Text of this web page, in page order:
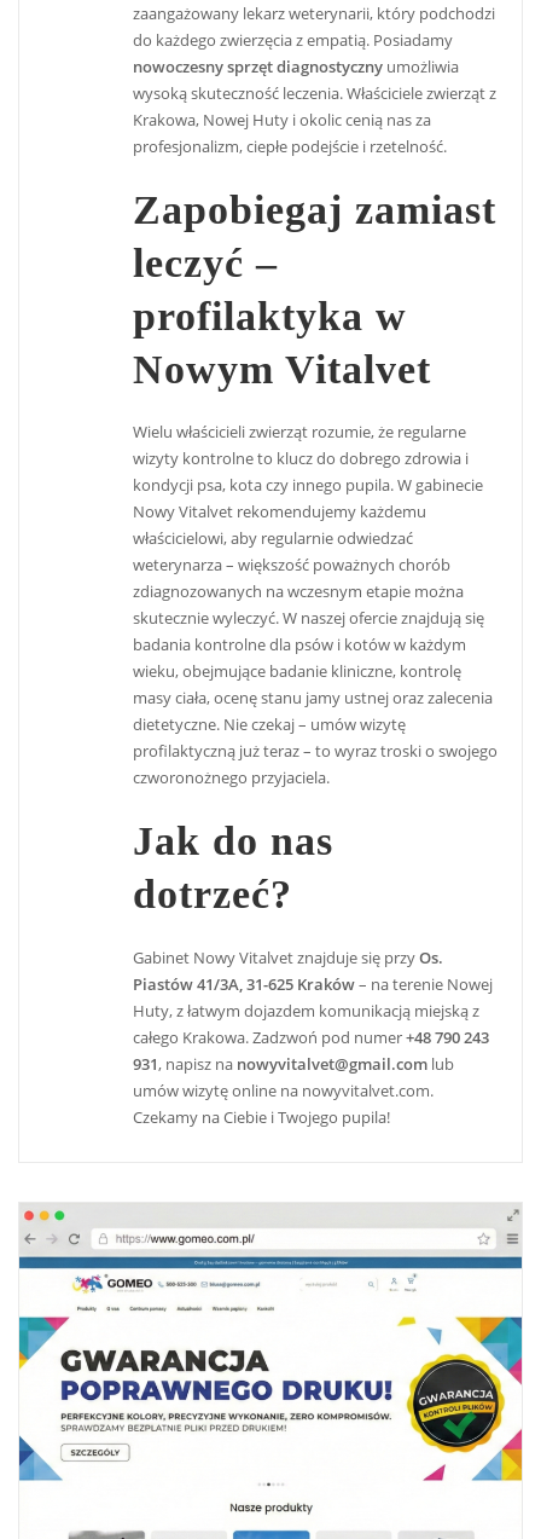
zaangażowany lekarz weterynarii, który podchodzi
do każdego zwierzęcia z empatią. Posiadamy
nowoczesny sprzęt diagnostyczny umożliwia
wysoką skuteczność leczenia. Właściciele zwierząt z
Krakowa, Nowej Huty i okolic cenią nas za
profesjonalizm, ciepłe podejście i rzetelność.
Zapobiegaj zamiast
leczyć –
profilaktyka w
Nowym Vitalvet
Wielu właścicieli zwierząt rozumie, że regularne
wizyty kontrolne to klucz do dobrego zdrowia i
kondycji psa, kota czy innego pupila. W gabinecie
Nowy Vitalvet rekomendujemy każdemu
właścicielowi, aby regularnie odwiedzać
weterynarza – większość poważnych chorób
zdiagnozowanych na wczesnym etapie można
skutecznie wyleczyć. W naszej ofercie znajdują się
badania kontrolne dla psów i kotów w każdym
wieku, obejmujące badanie kliniczne, kontrolę
masy ciała, ocenę stanu jamy ustnej oraz zalecenia
dietetyczne. Nie czekaj – umów wizytę
profilaktyczną już teraz – to wyraz troski o swojego
czworonożnego przyjaciela.
Jak do nas
dotrzeć?
Gabinet Nowy Vitalvet znajduje się przyOs.
Piastów 41/3A, 31-625 Kraków– na terenie Nowej
Huty, z łatwym dojazdem komunikacją miejską z
całego Krakowa. Zadzwoń pod numer+48 790 243
931, napisz na nowyvitalvet@gmail.com lub
umów wizytę online na nowyvitalvet.com.
Czekamy na Ciebie i Twojego pupila!